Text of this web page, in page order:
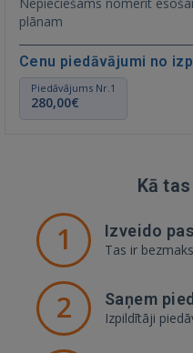
plānam
Cenu piedāvājumi no
Piedāvājums Nr.1
280,00€
Kā
1 Izveido
Tas ir
2 Saņem
Izpildītāji